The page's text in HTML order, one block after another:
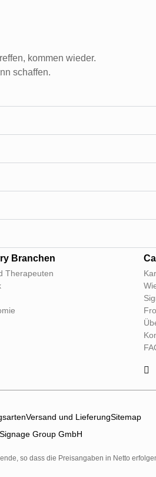
kommen wieder.
schaffen.
Branchen
Therapeuten
Versand und LieferungSitemap
Group GmbH
so dass die Preisangaben in Netto